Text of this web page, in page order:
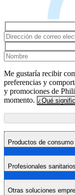
Me gustaría recibir
preferencias y
y promociones de
momento. ¿Qué
Productos de consumo
Profesionales sanitarios
Otras soluciones